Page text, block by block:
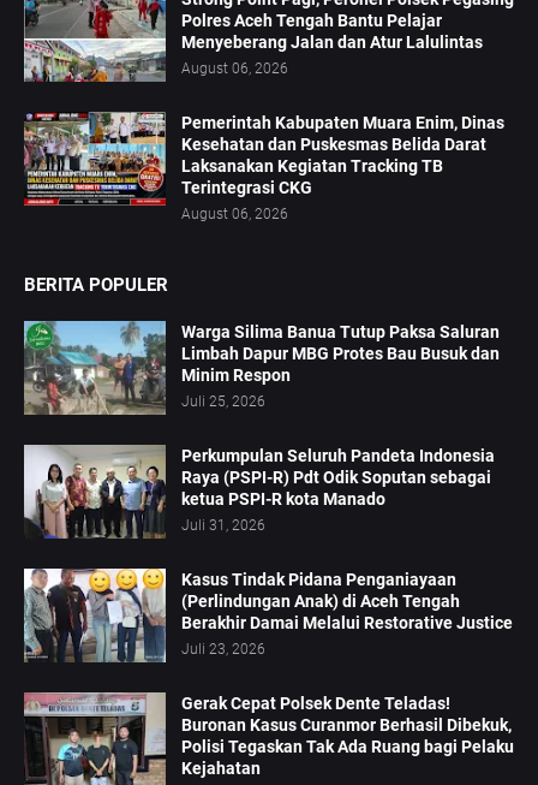
Polres Aceh Tengah Bantu Pelajar
Menyeberang Jalan dan Atur Lalulintas
August 06, 2026
‎Pemerintah Kabupaten Muara Enim, Dinas
Kesehatan dan Puskesmas Belida Darat
Laksanakan Kegiatan Tracking TB
Terintegrasi CKG
August 06, 2026
BERITA POPULER
Warga Silima Banua Tutup Paksa Saluran
Limbah Dapur MBG Protes Bau Busuk dan
Minim Respon
Juli 25, 2026
Perkumpulan Seluruh Pandeta Indonesia
Raya (PSPI-R) Pdt Odik Soputan sebagai
ketua PSPI-R kota Manado
Juli 31, 2026
Kasus Tindak Pidana Penganiayaan
(Perlindungan Anak) di Aceh Tengah
Berakhir Damai Melalui Restorative Justice
Juli 23, 2026
Gerak Cepat Polsek Dente Teladas!
Buronan Kasus Curanmor Berhasil Dibekuk,
Polisi Tegaskan Tak Ada Ruang bagi Pelaku
Kejahatan